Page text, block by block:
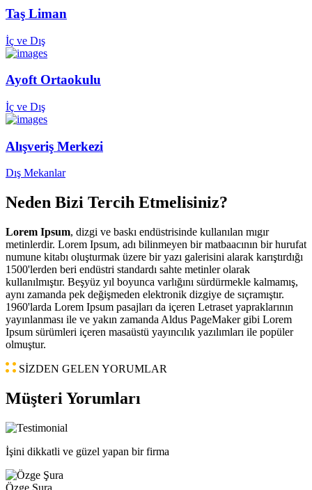
Taş Liman
İç ve Dış
Ayoft Ortaokulu
İç ve Dış
Alışveriş Merkezi
Dış Mekanlar
Neden Bizi Tercih Etmelisiniz?
Lorem Ipsum, dizgi ve baskı endüstrisinde kullanılan mıgır
metinlerdir. Lorem Ipsum, adı bilinmeyen bir matbaacının bir hurufat
numune kitabı oluşturmak üzere bir yazı galerisini alarak karıştırdığı
1500'lerden beri endüstri standardı sahte metinler olarak
kullanılmıştır. Beşyüz yıl boyunca varlığını sürdürmekle kalmamış,
aynı zamanda pek değişmeden elektronik dizgiye de sıçramıştır.
1960'larda Lorem Ipsum pasajları da içeren Letraset yapraklarının
yayınlanması ile ve yakın zamanda Aldus PageMaker gibi Lorem
Ipsum sürümleri içeren masaüstü yayıncılık yazılımları ile popüler
olmuştur.
SİZDEN GELEN YORUMLAR
Müşteri Yorumları
İşini dikkatli ve güzel yapan bir firma
Özge Şura